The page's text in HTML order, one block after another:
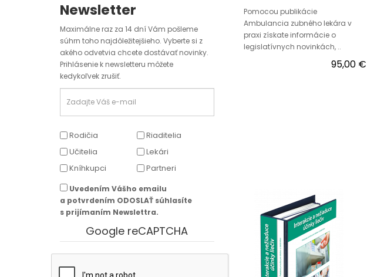
Newsletter
Maximálne raz za 14 dní Vám pošleme
súhrn toho najdôležitejšieho. Vyberte si z
akého odvetvia chcete dostávať novinky.
Prihlásenie k newsletteru môžete
kedykoľvek zrušiť.
Rodičia
Riaditelia
Učitelia
Lekári
Kníhkupci
Partneri
Uvedením Vášho emailu
a potvrdením ODOSLAŤ súhlasíte
s prijímaním Newslettra.
Google reCAPTCHA
Pomocou publikácie
Ambulancia zubného lekára v
praxi získate informácie o
legislatívnych novinkách, ..
95,00 €